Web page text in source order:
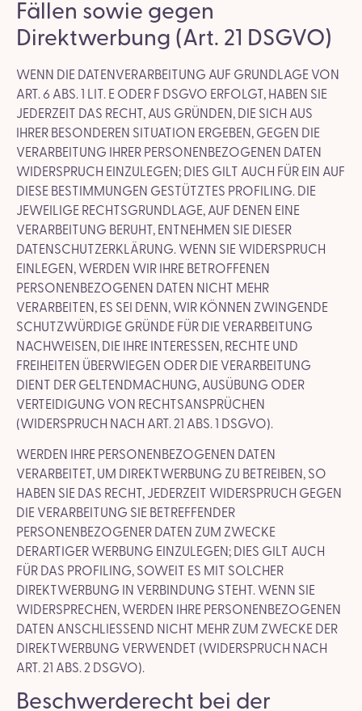
Fällen sowie gegen
Direktwerbung (Art. 21 DSGVO)
WENN DIE DATENVERARBEITUNG AUF GRUNDLAGE VON
ART. 6 ABS. 1 LIT. E ODER F DSGVO ERFOLGT, HABEN SIE
JEDERZEIT DAS RECHT, AUS GRÜNDEN, DIE SICH AUS
IHRER BESONDEREN SITUATION ERGEBEN, GEGEN DIE
VERARBEITUNG IHRER PERSONENBEZOGENEN DATEN
WIDERSPRUCH EINZULEGEN; DIES GILT AUCH FÜR EIN AUF
DIESE BESTIMMUNGEN GESTÜTZTES PROFILING. DIE
JEWEILIGE RECHTSGRUNDLAGE, AUF DENEN EINE
VERARBEITUNG BERUHT, ENTNEHMEN SIE DIESER
DATENSCHUTZERKLÄRUNG. WENN SIE WIDERSPRUCH
EINLEGEN, WERDEN WIR IHRE BETROFFENEN
PERSONENBEZOGENEN DATEN NICHT MEHR
VERARBEITEN, ES SEI DENN, WIR KÖNNEN ZWINGENDE
SCHUTZWÜRDIGE GRÜNDE FÜR DIE VERARBEITUNG
NACHWEISEN, DIE IHRE INTERESSEN, RECHTE UND
FREIHEITEN ÜBERWIEGEN ODER DIE VERARBEITUNG
DIENT DER GELTENDMACHUNG, AUSÜBUNG ODER
VERTEIDIGUNG VON RECHTSANSPRÜCHEN
(WIDERSPRUCH NACH ART. 21 ABS. 1 DSGVO).
WERDEN IHRE PERSONENBEZOGENEN DATEN
VERARBEITET, UM DIREKTWERBUNG ZU BETREIBEN, SO
HABEN SIE DAS RECHT, JEDERZEIT WIDERSPRUCH GEGEN
DIE VERARBEITUNG SIE BETREFFENDER
PERSONENBEZOGENER DATEN ZUM ZWECKE
DERARTIGER WERBUNG EINZULEGEN; DIES GILT AUCH
FÜR DAS PROFILING, SOWEIT ES MIT SOLCHER
DIREKTWERBUNG IN VERBINDUNG STEHT. WENN SIE
WIDERSPRECHEN, WERDEN IHRE PERSONENBEZOGENEN
DATEN ANSCHLIESSEND NICHT MEHR ZUM ZWECKE DER
DIREKTWERBUNG VERWENDET (WIDERSPRUCH NACH
ART. 21 ABS. 2 DSGVO).
Beschwerde­recht bei der